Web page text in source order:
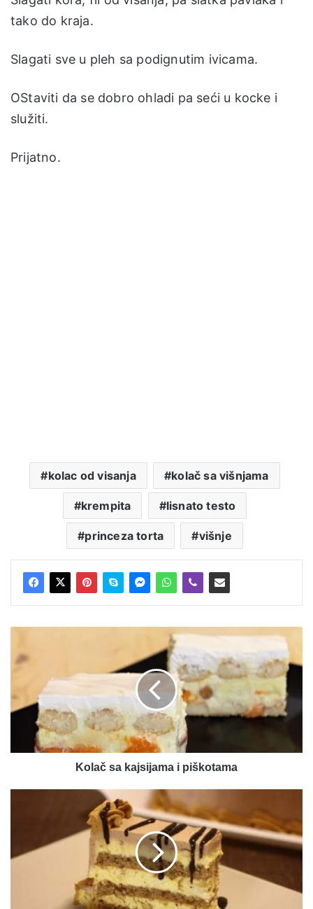
tako do kraja.
Slagati sve u pleh sa podignutim ivicama.
OStaviti da se dobro ohladi pa seći u kocke i
služiti.
Prijatno.
kolac od visanja kolač sa višnjama
krempita lisnato testo
princeza torta višnje
kajsijama
piškotama
Kolač sa kajsijama i piškotama